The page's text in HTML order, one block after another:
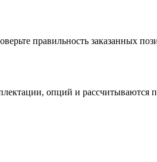
правильность заказанных
опций и рассчитываются